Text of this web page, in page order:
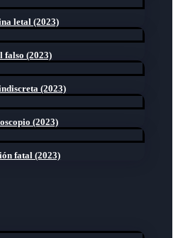
letal (2023)
falso (2023)
(2023)
(2023)
fatal (2023)